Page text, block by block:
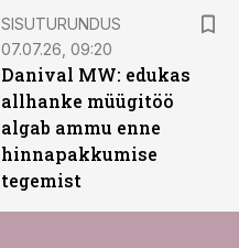
SISUTURUNDUS
07.07.26, 09:20
Danival MW: edukas
allhanke müügitöö
algab ammu enne
hinnapakkumise
tegemist